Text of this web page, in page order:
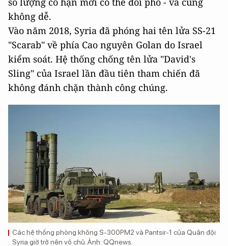
không dễ.
Vào năm 2018, Syria đã phóng hai tên lửa SS-21
"Scarab" về phía Cao nguyên Golan do Israel
kiểm soát. Hệ thống chống tên lửa "David's
Sling" của Israel lần đầu tiên tham chiến đã
không đánh chặn thành công chúng.
Các hệ thống phòng không S-300PM2 và Pantsir-1 của Quân đội
Syria giờ trở nên vô chủ. Ảnh: QQnews.